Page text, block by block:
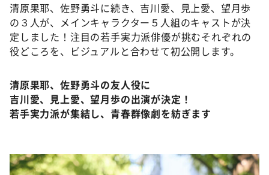
清原果耶、佐野勇斗に続き、吉川愛、見上愛、望月歩
の３人が、メインキャラクター５人組のキャストが決
定しました！注目の若手実力派俳優が挑むそれぞれの
役どころを、ビジュアルと合わせて初公開します。
清原果耶、佐野勇斗の友人役に
吉川愛、見上愛、望月歩の出演が決定！
若手実力派が集結し、青春群像劇を紡ぎます